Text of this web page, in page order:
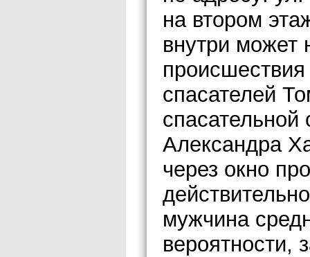
на втором
внутри может
спасателей
Александра
через окно
мужчина
вероятности,